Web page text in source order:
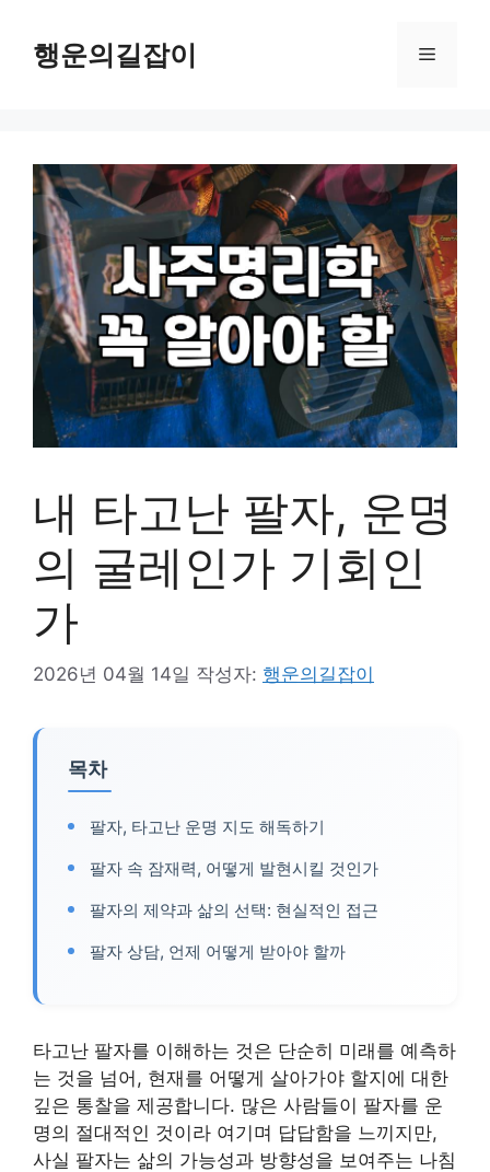
행운의길잡이 메
내 타고난 팔자, 운명
의 굴레인가 기회인
가
2026년 04월 14일 작성자: 행운의길잡이
목차
팔자, 타고난 운명 지도 해독하기
팔자 속 잠재력, 어떻게 발현시킬 것인가
팔자의 제약과 삶의 선택: 현실적인 접근
팔자 상담, 언제 어떻게 받아야 할까
타고난 팔자를 이해하는 것은 단순히 미래를 예측하
는 것을 넘어, 현재를 어떻게 살아가야 할지에 대한
깊은 통찰을 제공합니다. 많은 사람들이 팔자를 운
명의 절대적인 것이라 여기며 답답함을 느끼지만,
사실 팔자는 삶의 가능성과 방향성을 보여주는 나침